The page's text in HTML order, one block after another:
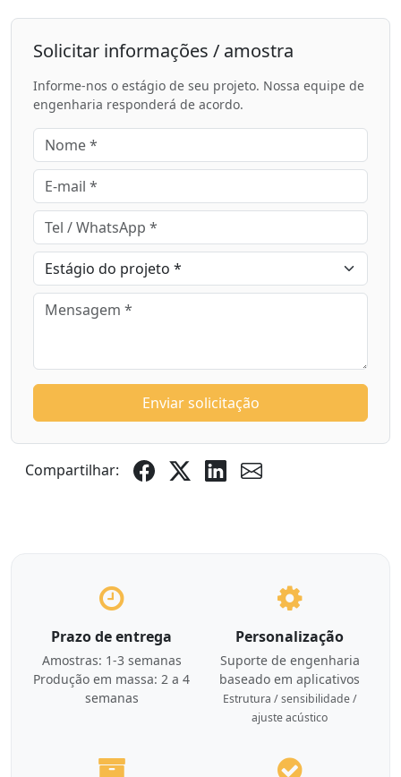
Solicitar informações / amostra
Informe-nos o estágio de seu projeto. Nossa equipe de
engenharia responderá de acordo.
Enviar solicitação
Compartilhar:
Prazo de entrega
Amostras: 1-3 semanas
Produção em massa: 2 a 4
semanas
Personalização
Suporte de engenharia
baseado em aplicativos
Estrutura / sensibilidade /
ajuste acústico